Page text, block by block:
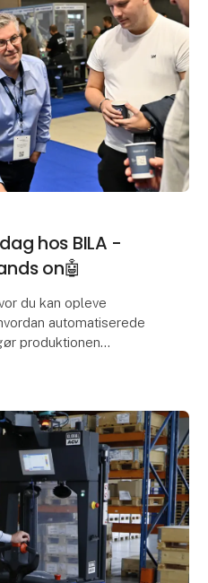
hos BILA -
on🤖
du kan opleve
automatiserede
produktionen